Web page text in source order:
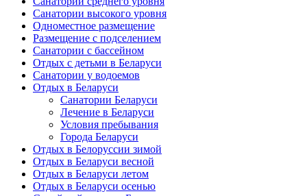
Санатории высокого уровня
Одноместное размещение
Размещение с подселением
Санатории с бассейном
Отдых с детьми в Беларуси
Санатории у водоемов
Отдых в Беларуси
Санатории Беларуси
Лечение в Беларуси
Условия пребывания
Города Беларуси
Отдых в Белоруссии зимой
Отдых в Беларуси весной
Отдых в Беларуси летом
Отдых в Беларуси осенью